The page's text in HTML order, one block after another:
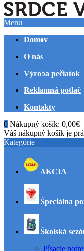
Menu
Domov
O nás
Výroba pečiatok
Reklamná potlač
Kontakty
0 Nákupný košík: 0,00€
Váš nákupný košík je
Kategórie
AKCIA
Špeciálna
Školská
Písacie